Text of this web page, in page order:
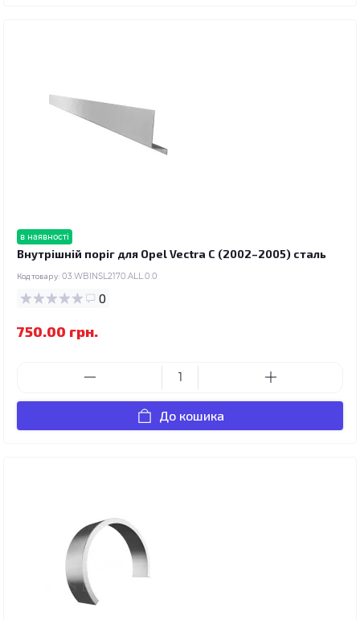
в наявності
Внутрішній поріг для Opel Vectra C (2002–2005) сталь
Код товару: 03.WBINSL2170.ALL.0.0
0
750.00 грн.
До кошика